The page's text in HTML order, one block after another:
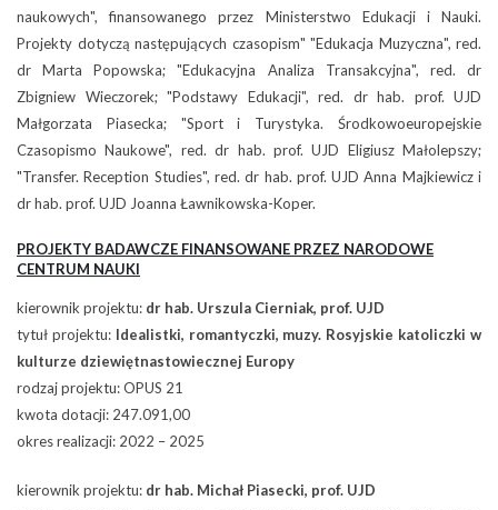
naukowych", finansowanego przez Ministerstwo Edukacji i Nauki.
Projekty dotyczą następujących czasopism" "Edukacja Muzyczna", red.
dr Marta Popowska; "Edukacyjna Analiza Transakcyjna", red. dr
Zbigniew Wieczorek; "Podstawy Edukacji", red. dr hab. prof. UJD
Małgorzata Piasecka; "Sport i Turystyka. Środkowoeuropejskie
Czasopismo Naukowe", red. dr hab. prof. UJD Eligiusz Małolepszy;
"Transfer. Reception Studies", red. dr hab. prof. UJD Anna Majkiewicz i
dr hab. prof. UJD Joanna Ławnikowska-Koper.
PROJEKTY BADAWCZE FINANSOWANE PRZEZ NARODOWE
CENTRUM NAUKI
kierownik projektu: dr hab. Urszula Cierniak, prof. UJD
tytuł projektu: Idealistki, romantyczki, muzy. Rosyjskie katoliczki w
kulturze dziewiętnastowiecznej Europy
rodzaj projektu: OPUS 21
kwota dotacji: 247.091,00
okres realizacji: 2022 – 2025
kierownik projektu: dr hab. Michał Piasecki, prof. UJD